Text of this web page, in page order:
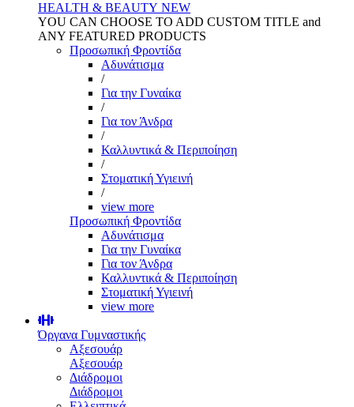
HEALTH & BEAUTY NEW
YOU CAN CHOOSE TO ADD CUSTOM TITLE and
ANY FEATURED PRODUCTS
Προσωπική Φροντίδα
Αδυνάτισμα
/
Για την Γυναίκα
/
Για τον Άνδρα
/
Καλλυντικά & Περιποίηση
/
Στοματική Υγιεινή
/
view more
Προσωπική Φροντίδα
Αδυνάτισμα
Για την Γυναίκα
Για τον Άνδρα
Καλλυντικά & Περιποίηση
Στοματική Υγιεινή
view more
Όργανα Γυμναστικής
Αξεσουάρ
Αξεσουάρ
Διάδρομοι
Διάδρομοι